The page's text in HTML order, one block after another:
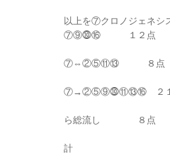
以上を⑦クロノジェネ
⑦⑨⓾⑯ １２点
馬単
⑦⇔②⑤⑪⑬ ８点
３連
⑦→②⑤⑨⓾⑪⑬⑯ ２
枠連
ら総流し ８点
計 ４